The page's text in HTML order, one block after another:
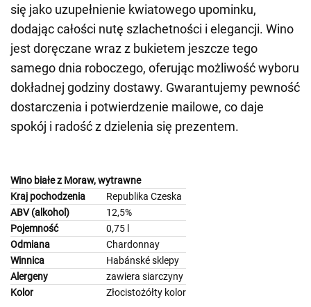
się jako uzupełnienie kwiatowego upominku,
dodając całości nutę szlachetności i elegancji. Wino
jest doręczane wraz z bukietem jeszcze tego
samego dnia roboczego, oferując możliwość wyboru
dokładnej godziny dostawy. Gwarantujemy pewność
dostarczenia i potwierdzenie mailowe, co daje
spokój i radość z dzielenia się prezentem.
Wino białe z Moraw, wytrawne
Kraj pochodzenia Republika Czeska
ABV (alkohol)
12,5%
Pojemność
0,75 l
Odmiana
Chardonnay
Winnica
Habánské sklepy
Alergeny
zawiera siarczyny
Kolor
Złocistożółty kolor